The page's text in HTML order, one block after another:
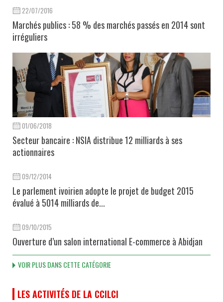
22/07/2016
Marchés publics : 58 % des marchés passés en 2014 sont
irréguliers
01/06/2018
Secteur bancaire : NSIA distribue 12 milliards à ses
actionnaires
09/12/2014
Le parlement ivoirien adopte le projet de budget 2015
évalué à 5014 milliards de...
09/10/2015
Ouverture d’un salon international E-commerce à Abidjan
VOIR PLUS DANS CETTE CATÉGORIE
LES ACTIVITÉS DE LA CCILCI